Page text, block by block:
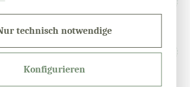
technisch notwendige
Konfigurieren